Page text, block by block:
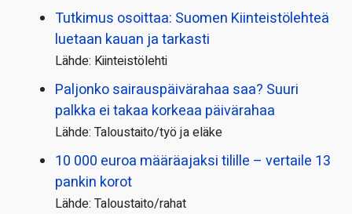
Tutkimus osoittaa: Suomen Kiinteistölehteä
luetaan kauan ja tarkasti
Lähde: Kiinteistölehti
Paljonko sairauspäivä­rahaa saa? Suuri
palkka ei takaa korkeaa päivärahaa
Lähde: Taloustaito/työ ja eläke
10 000 euroa määräajaksi tilille – vertaile 13
pankin korot
Lähde: Taloustaito/rahat